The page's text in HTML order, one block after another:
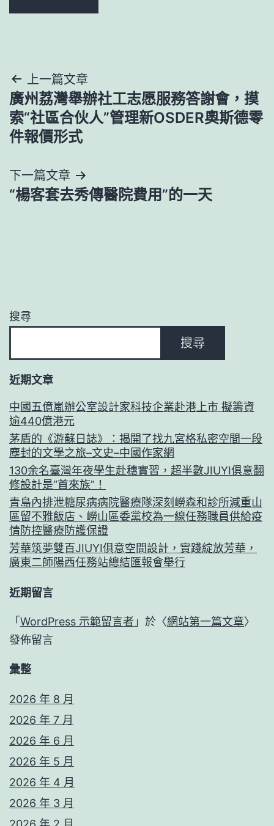
文
章
導
覽
上一篇文章
廣州荔灣舉辦社工志愿服務答謝會，摸
索“社區合伙人”管理新OSDER奧斯德零
件報價形式
下一篇文章
“楊客套去秀傳醫院費用”的一天
搜尋
搜尋
近期文章
中國五億嵐辦公室設計家科技企業赴港上市 擬籌資
逾440億港元
茅盾的《游蘇日誌》：揭開了找九宮格私密空間一段
塵封的文學之旅–文史–中國作家網
130余名臺灣年夜學生赴穗實習，超半數JIUYI俱意翻
修設計是“首來族”！
青島內排泄糖尿病病院醫療隊深刻嶗森和診所減重山
區留不雅飯店、嶗山區委黨校為一線任務職員供給疫
情防控醫療防護保證
芳華筑夢雙百JIUYI俱意空間設計，實踐綻放芳華，
廣東二師陽西任務站總結匯報會舉行
近期留言
「 WordPress 示範留言者 」於〈網站第一篇文章〉
發佈留言
彙整
2026 年 8 月
2026 年 7 月
2026 年 6 月
2026 年 5 月
2026 年 4 月
2026 年 3 月